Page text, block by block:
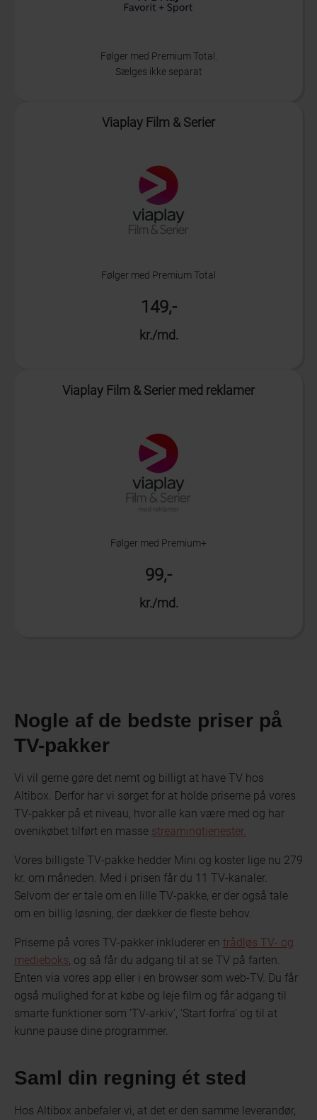
Følger med Premium Total.
Sælges ikke separat
Viaplay Film & Serier
Følger med Premium Total
149,-
kr./md.
Viaplay Film & Serier med reklamer
Følger med Premium+
99,-
kr./md.
Nogle af de bedste priser på
TV-pakker
Vi vil gerne gøre det nemt og billigt at have TV hos
Altibox. Derfor har vi sørget for at holde priserne på vores
TV-pakker på et niveau, hvor alle kan være med og har
ovenikøbet tilført en masse streamingtjenester.
Vores billigste TV-pakke hedder Mini og koster lige nu 279
kr. om måneden. Med i prisen får du 11 TV-kanaler.
Selvom der er tale om en lille TV-pakke, er der også tale
om en billig løsning, der dækker de fleste behov.
Priserne på vores TV-pakker inkluderer en trådløs TV- og
medieboks, og så får du adgang til at se TV på farten.
Enten via vores app eller i en browser som web-TV. Du får
også mulighed for at købe og leje film og får adgang til
smarte funktioner som ‘TV-arkiv’, ‘Start forfra’ og til at
kunne pause dine programmer.
Saml din regning ét sted
Hos Altibox anbefaler vi, at det er den samme leverandør,